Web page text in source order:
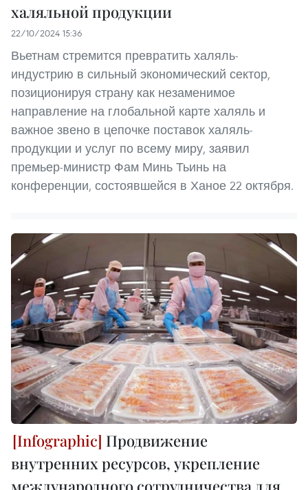
халяльной продукции
22/10/2024 15:36
Вьетнам стремится превратить халяль-
индустрию в сильный экономический сектор,
позиционируя страну как незаменимое
направление на глобальной карте халяль и
важное звено в цепочке поставок халяль-
продукции и услуг по всему миру, заявил
премьер-министр Фам Минь Тьинь на
конференции, состоявшейся в Ханое 22 октября.
Продвижение
внутренних ресурсов, укрепление